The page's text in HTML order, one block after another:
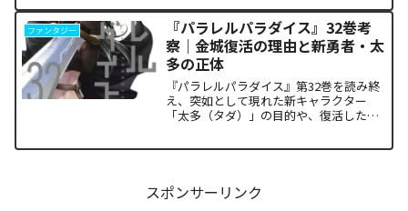
静寂が、一瞬にして極限の戦場へと変貌
するスリルに、多くの読者が...
ファンタジー
『パラレルパラダイス』32巻考
察｜金城復活の理由と新勇者・太
多の正体
『パラレルパラダイス』第32巻を読み終
え、突如として現れた新キャラクター
「太多（タダ）」の目的や、復活した邪
スポンサーリンク